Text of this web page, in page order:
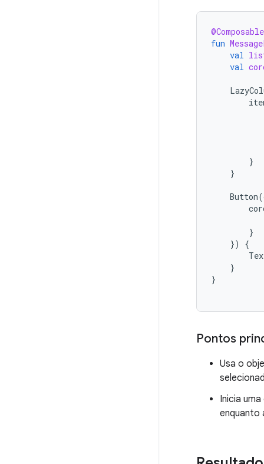
@Composable
fun
val
val
}
}
Button(
}
})
{
}
}
Pontos
Usa o
Inicia
enquanto